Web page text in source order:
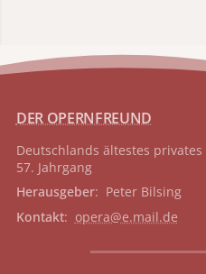
DER OPERNFREUND
Deutschlands ältestes privates
57. Jahrgang
Herausgeber: Peter Bilsing
Kontakt: opera@e.mail.de